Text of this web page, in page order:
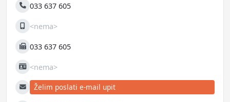
Telefon033 637 605
Mobilni<nema>
Fax 033 637 605
JIB <nema>
E-mailŽelim poslati e-mail upit